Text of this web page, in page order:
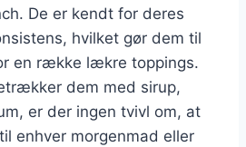
De er kendt for deres
hvilket gør dem til
en række lækre toppings.
dem med sirup,
er der ingen tvivl om, at
enhver morgenmad eller